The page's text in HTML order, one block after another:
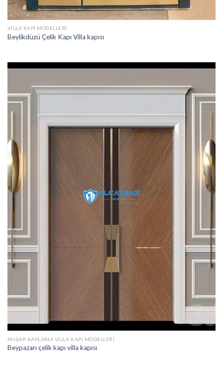
VILLA KAPI MODELLERI
Beylikdüzü Çelik Kapı Villa kapısı
AHŞAP KAPLAMA VILLA KAPI MODELLERI
Beypazarı çelik kapı villa kapısı